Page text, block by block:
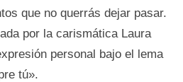
que no querrás dejar pasar.
por la carismática Laura
personal bajo el lema
tú».